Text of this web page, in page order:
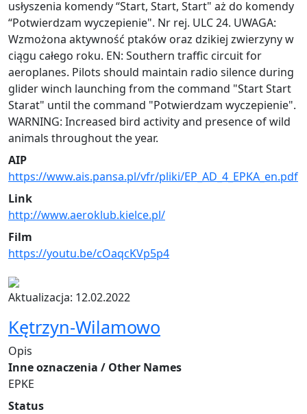
usłyszenia komendy “Start, Start, Start" aż do komendy
“Potwierdzam wyczepienie". Nr rej. ULC 24. UWAGA:
Wzmożona aktywność ptaków oraz dzikiej zwierzyny w
ciągu całego roku. EN: Southern traffic circuit for
aeroplanes. Pilots should maintain radio silence during
glider winch launching from the command "Start Start
Starat" until the command "Potwierdzam wyczepienie".
WARNING: Increased bird activity and presence of wild
animals throughout the year.
AIP
https://www.ais.pansa.pl/vfr/pliki/EP_AD_4_EPKA_en.pdf
Link
http://www.aeroklub.kielce.pl/
Film
https://youtu.be/cOaqcKVp5p4
Aktualizacja: 12.02.2022
Kętrzyn-Wilamowo
Opis
Inne oznaczenia / Other Names
EPKE
Status